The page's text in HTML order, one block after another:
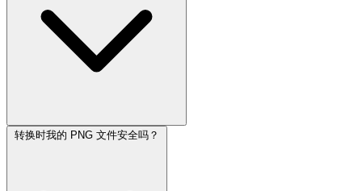
转换时我的 PNG 文件安全吗？